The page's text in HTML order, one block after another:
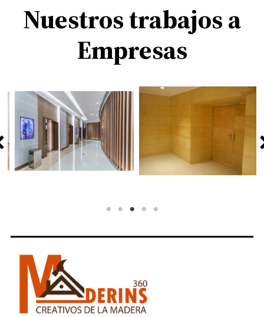
Nuestros trabajos a
Empresas